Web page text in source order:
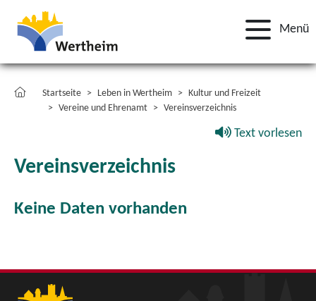
Menü
Startseite Leben in Wertheim
Kultur und Freizeit
Vereine und Ehrenamt
Vereinsverzeichnis
Text vorlesen
Vereinsverzeichnis
Keine Daten vorhanden